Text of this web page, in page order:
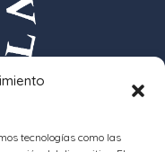
tecnologías como las